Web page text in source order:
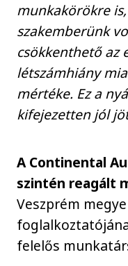
munkakörökre
szakemberünk
csökkenthető az
létszámhiány
mértéke. Ez a
kifejezetten jól
A Continental
szintén reagált
Veszprém
felelős